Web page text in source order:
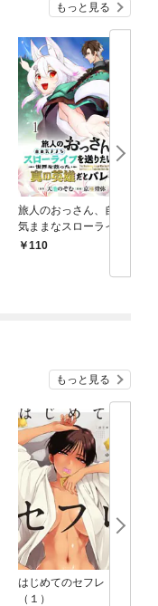
もっと見る
旅人のおっさん、自由
気ままなスローライフ
を送りたいのに世界を
110
もっと見る
はじめてのセフレ
（１）